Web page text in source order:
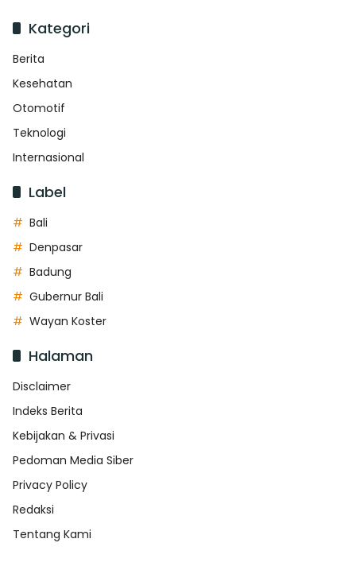
Kategori
Berita
Kesehatan
Otomotif
Teknologi
Internasional
Label
Bali
Denpasar
Badung
Gubernur Bali
Wayan Koster
Halaman
Disclaimer
Indeks Berita
Kebijakan & Privasi
Pedoman Media Siber
Privacy Policy
Redaksi
Tentang Kami